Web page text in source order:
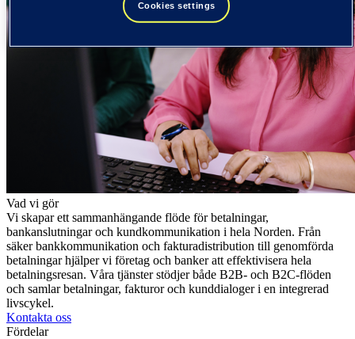
Vad vi gör
Vi skapar ett sammanhängande flöde för betalningar,
bankanslutningar och kundkommunikation i hela Norden. Från
säker bankkommunikation och fakturadistribution till genomförda
betalningar hjälper vi företag och banker att effektivisera hela
betalningsresan. Våra tjänster stödjer både B2B- och B2C-flöden
och samlar betalningar, fakturor och kunddialoger i en integrerad
livscykel.
Kontakta oss
Fördelar
Cookies settings